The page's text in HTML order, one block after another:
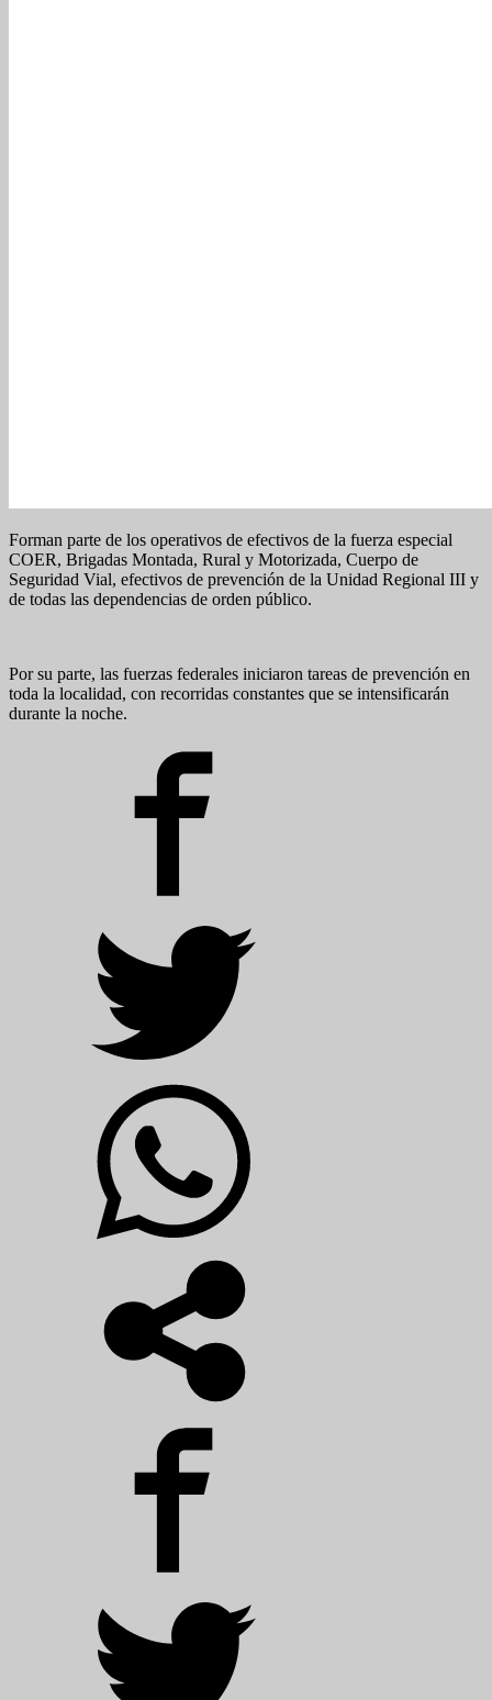
Forman parte de los operativos de efectivos de la fuerza especial
COER, Brigadas Montada, Rural y Motorizada, Cuerpo de
Seguridad Vial, efectivos de prevención de la Unidad Regional III y
de todas las dependencias de orden público.
Por su parte, las fuerzas federales iniciaron tareas de prevención en
toda la localidad, con recorridas constantes que se intensificarán
durante la noche.